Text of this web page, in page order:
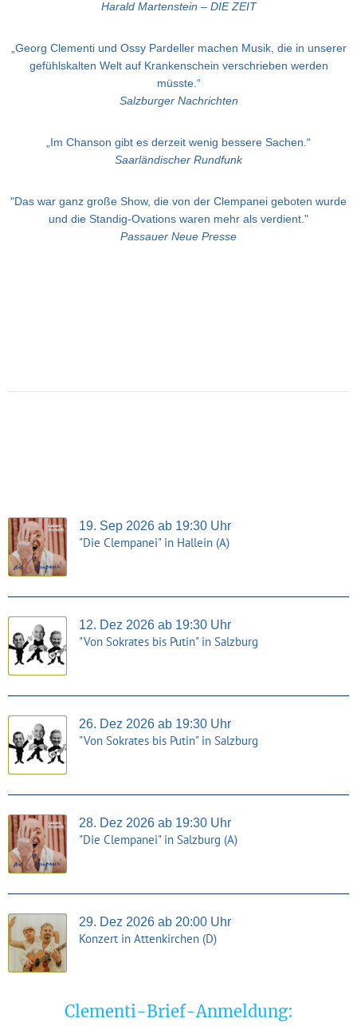
Harald Martenstein – DIE ZEIT
„Georg Clementi und Ossy Pardeller machen Musik, die in unserer
gefühlskalten Welt auf Krankenschein verschrieben werden
müsste.“
Salzburger Nachrichten
„Im Chanson gibt es derzeit wenig bessere Sachen.“
Saarländischer Rundfunk
"Das war ganz große Show, die von der Clempanei geboten wurde
und die Standig-Ovations waren mehr als verdient."
Passauer Neue Presse
19. Sep 2026 ab 19:30 Uhr
"Die Clempanei" in Hallein (A)
12. Dez 2026 ab 19:30 Uhr
"Von Sokrates bis Putin" in Salzburg
26. Dez 2026 ab 19:30 Uhr
"Von Sokrates bis Putin" in Salzburg
28. Dez 2026 ab 19:30 Uhr
"Die Clempanei" in Salzburg (A)
29. Dez 2026 ab 20:00 Uhr
Konzert in Attenkirchen (D)
Clementi-Brief-Anmeldung: